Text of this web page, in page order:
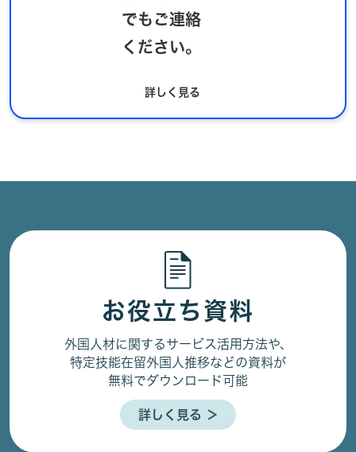
でもご連絡
ください。
詳しく見る
お役立ち資料
外国人材に関するサービス活用方法や、
特定技能在留外国人推移などの資料が
無料でダウンロード可能
詳しく見る ＞